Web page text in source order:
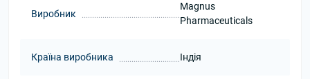
Виробник
Magnus
Pharmaceuticals
Країна виробника Індія